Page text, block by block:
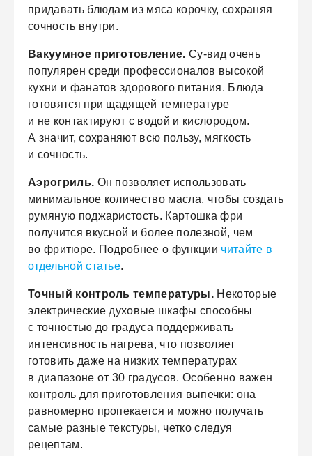
придавать блюдам из мяса корочку, сохраняя
сочность внутри.
Вакуумное приготовление. Су-вид очень
популярен среди профессионалов высокой
кухни и фанатов здорового питания. Блюда
готовятся при щадящей температуре
и не контактируют с водой и кислородом.
А значит, сохраняют всю пользу, мягкость
и сочность.
Аэрогриль. Он позволяет использовать
минимальное количество масла, чтобы создать
румяную поджаристость. Картошка фри
получится вкусной и более полезной, чем
во фритюре. Подробнее о функции читайте в
отдельной статье.
Точный контроль температуры.Некоторые
электрические духовые шкафы способны
с точностью до градуса поддерживать
интенсивность нагрева, что позволяет
готовить даже на низких температурах
в диапазоне от 30 градусов. Особенно важен
контроль для приготовления выпечки: она
равномерно пропекается и можно получать
самые разные текстуры, четко следуя
рецептам.